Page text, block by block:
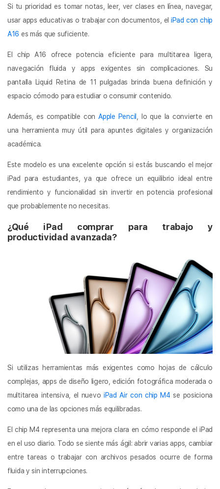
Si tu prioridad es tomar notas, leer, ver clases en línea, navegar,
usar apps educativas o trabajar con documentos, eliPad con chip
A16 es más que suficiente.
El chip A16 ofrece potencia eficiente para multitarea ligera,
navegación fluida y apps exigentes sin complicaciones. Su
pantalla Liquid Retina de 11 pulgadas brinda buena definición y
espacio cómodo para estudiar o consumir contenido.
Además, es compatible conApple Pencil , lo que la convierte en
una herramienta muy útil para apuntes digitales y organización
académica.
Este modelo es una excelente opción si estás buscando el mejor
iPad para estudiantes, ya que ofrece un equilibrio ideal entre
rendimiento y funcionalidad sin invertir en potencia profesional
que probablemente no necesitas.
¿Qué iPad comprar para trabajo y
productividad avanzada?
Si utilizas herramientas más exigentes como hojas de cálculo
complejas, apps de diseño ligero, edición fotográfica moderada o
multitarea intensiva, el nuevo iPad Air con chip M4 se posiciona
como una de las opciones más equilibradas.
El chip M4 representa una mejora clara en cómo responde el iPad
en el uso diario. Todo se siente más ágil: abrir varias apps, cambiar
entre tareas o trabajar con archivos pesados ocurre de forma
fluida y sin interrupciones.